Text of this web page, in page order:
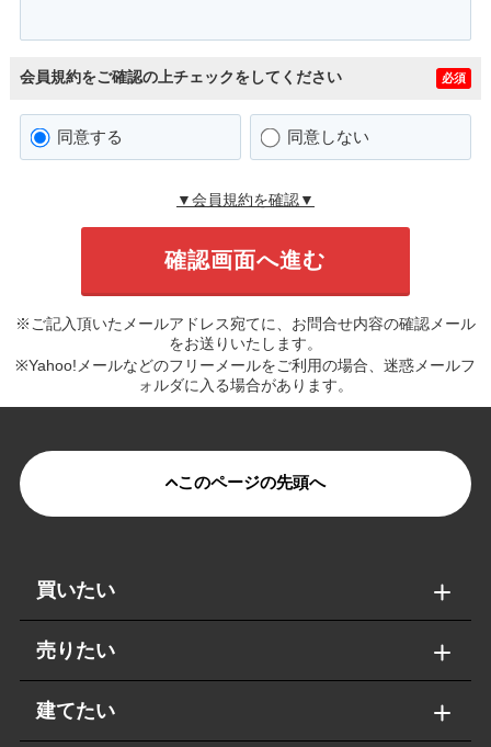
会員規約をご確認の上チェックをしてください 必須
同意する 同意しない
▼会員規約を確認▼
※ご記入頂いたメールアドレス宛てに、お問合せ内容の確認メール
をお送りいたします。
※Yahoo!メールなどのフリーメールをご利用の場合、迷惑メールフ
ォルダに入る場合があります。
このページの先頭へ
買いたい
売りたい
建てたい